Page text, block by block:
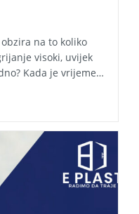
na to koliko
visoki, uvijek
Kada je vrijeme…